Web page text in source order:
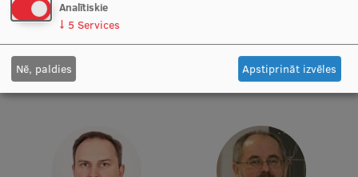
Starptautiskā sadarbība
Mobilitātes programmas
Starptautiskie sadarbības partneri
Prof. Dr. med. Gunta Lazdāne
Docētāja, Vadošais pētnieks
Analītiskie
↓ 5 Services
Nē, paldies Apstiprināt izvēles